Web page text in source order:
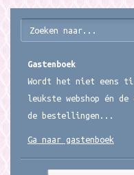
Gastenboek
Wordt het niet eens
leukste webshop én de
de bestellingen...
Ga naar gastenboek